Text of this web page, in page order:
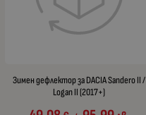
Зимен дефлектор за DACIA Sandero II /
Logan II (2017+)